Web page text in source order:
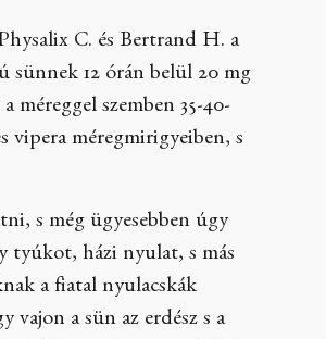
C. és Bertrand H. a
sünnek 12 órán belül 20 mg
méreggel szemben 35-40-
vipera méregmirigyeiben, s
s még ügyesebben úgy
tyúkot, házi nyulat, s más
a fiatal nyulacskák
a sün az erdész s a